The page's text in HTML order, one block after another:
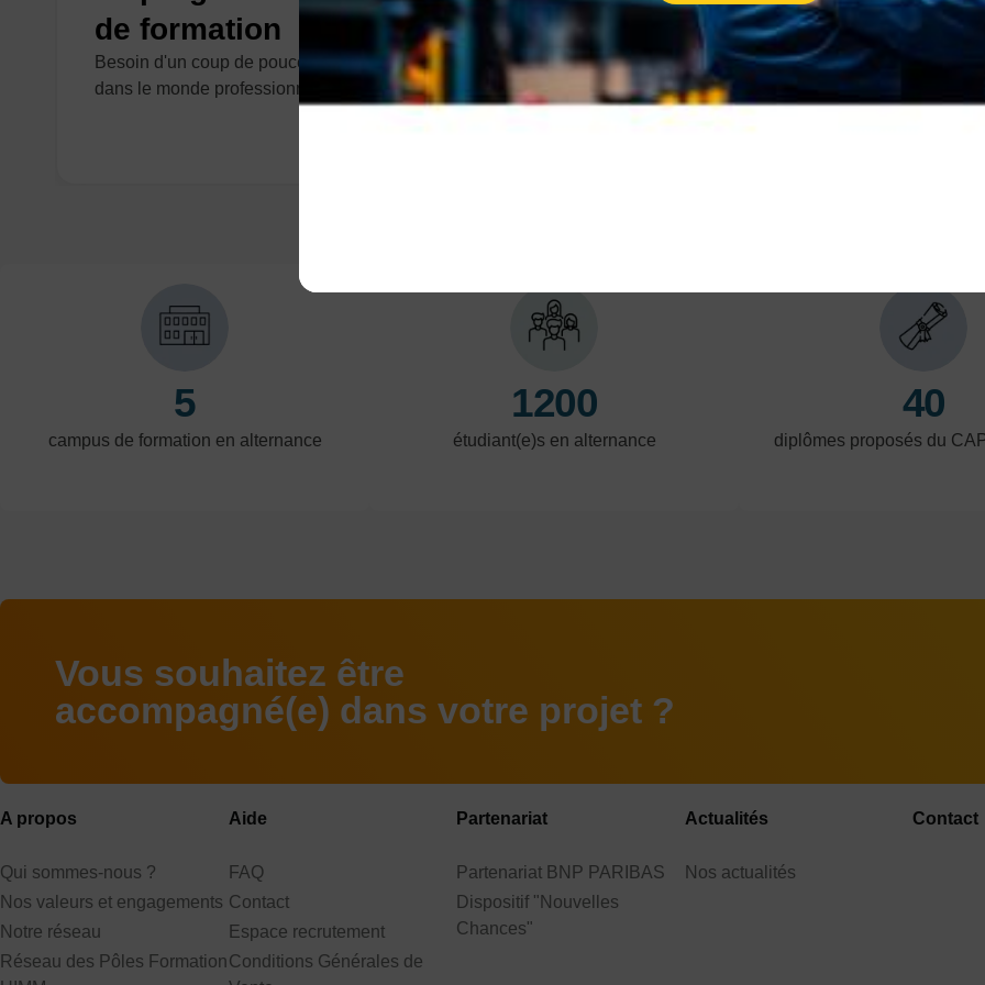
de formation
Besoin d'un coup de pouce pour vous inserrez
dans le monde professionnelle ?
industrielles
Découvrez les métiers de l'industrie et de la
métallurgie : fabrication, production, usinage,
maintenance industrielle, électricité, etc.
5
campus de formation en alternance
1200
étudiant(e)s en alternance
40
diplômes proposés du
Vous souhaitez être
accompagné(e) dans votre projet ?
A propos
Qui sommes-nous ?
Nos valeurs et engagements
Notre réseau
Réseau des Pôles Formation
Aide
FAQ
Contact
Espace recrutement
Conditions Générales de
Partenariat
Partenariat BNP PARIBAS
Dispositif "Nouvelles
Chances"
Actualités
Nos actualités
Contact